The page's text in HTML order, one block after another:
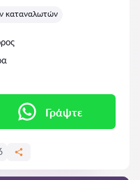
καταναλωτών
Γράψτε